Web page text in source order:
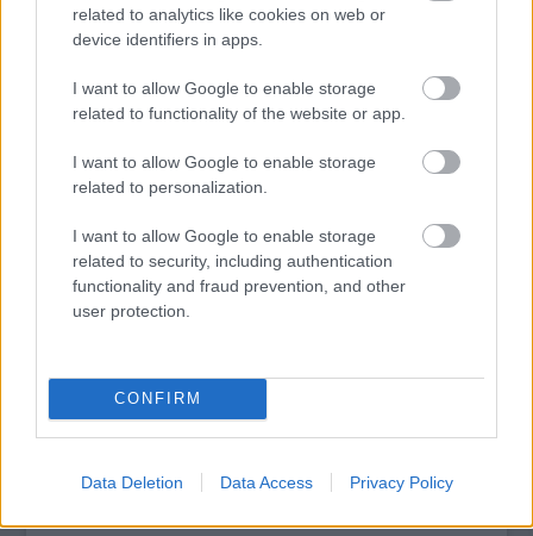
related to analytics like cookies on web or
device identifiers in apps.
I want to allow Google to enable storage
related to functionality of the website or app.
I want to allow Google to enable storage
related to personalization.
I want to allow Google to enable storage
related to security, including authentication
functionality and fraud prevention, and other
user protection.
CONFIRM
Data Deletion Data Access Privacy Policy
„AZ EMBERT EMBERRÉ TETTE…” – VASÁRNAP
A bejegyzés trackback címe:
nem vállal, azokat nem ellenőrzi. Kifogás esetén forduljon a blog szerkesztőjéhez.